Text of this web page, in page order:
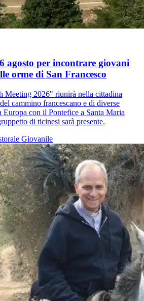
agosto per incontrare giovani
orme di San Francesco
Meeting 2026" riunirà nella cittadina
cammino francescano e di diverse
con il Pontefice a Santa Maria
di ticinesi sarà presente.
Giovanile